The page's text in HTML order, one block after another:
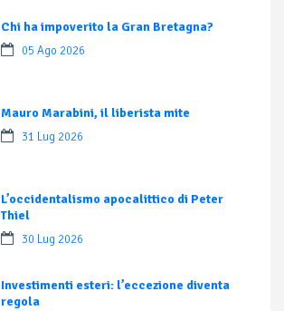
Chi ha impoverito la Gran Bretagna?
05 Ago 2026
Mauro Marabini, il liberista mite
31 Lug 2026
L’occidentalismo apocalittico di Peter
Thiel
30 Lug 2026
Investimenti esteri: l’eccezione diventa
regola